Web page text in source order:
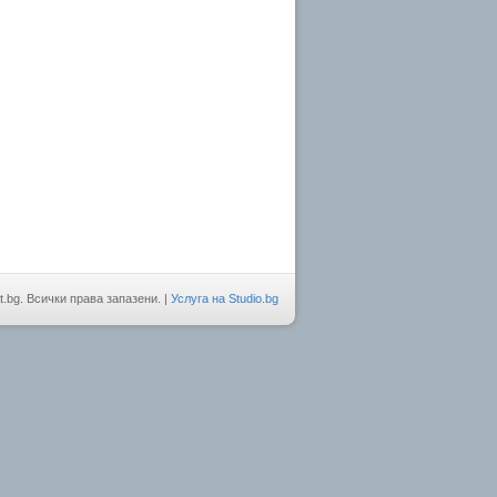
Всички права запазени. | Услуга на Studio.bg